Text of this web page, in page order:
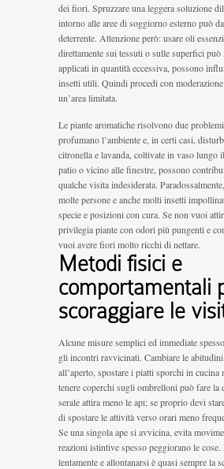
dei fiori. Spruzzare una leggera soluzione
intorno alle aree di soggiorno esterno può
deterrente. Attenzione però: usare oli
direttamente sui tessuti o sulle superfici può
applicati in quantità eccessiva, possono
insetti utili. Quindi procedi con
un’area limitata.
Le piante aromatiche risolvono due
profumano l’ambiente e, in certi casi,
citronella e lavanda, coltivate in vaso lungo
patio o vicino alle finestre, possono
qualche visita indesiderata.
molte persone e anche molti insetti
specie e posizioni con cura. Se non vuoi
privilegia piante con odori più pungenti e
vuoi avere fiori molto ricchi di nettare.
Metodi fisici e
comportamentali
scoraggiare le
Alcune misure semplici ed immediate
gli incontri ravvicinati. Cambiare le
all’aperto, spostare i piatti sporchi in cucina
tenere coperchi sugli ombrelloni può fare la
serale attira meno le api; se proprio devi
di spostare le attività verso orari meno
Se una singola ape si avvicina, evita
reazioni istintive spesso peggiorano le
lentamente e allontanarsi è quasi sempre la